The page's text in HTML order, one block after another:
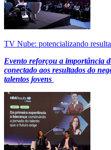
TV Nube: potencializando
Evento reforçou a importância
conectado aos resultados do
talentos jovens